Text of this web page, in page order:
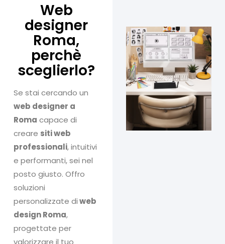
Web
designer
Roma,
perchè
sceglierlo?
Se stai cercando un
web designer a
Roma capace di
creare siti web
professionali, intuitivi
e performanti, sei nel
posto giusto. Offro
soluzioni
personalizzate diweb
design Roma,
progettate per